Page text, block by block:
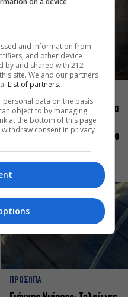
ΠΡΟΣΩΠΑ
Βαγγέλης Μπίκος: Έμαθα να
δίνω αξία στο ποιος είμαι
πάνω στη σκηνή και όχι στο
πως χορεύω
ΠΡΟΣΩΠΑ
and information from
and other device
by and shared with 212
site. We and our partners
List of partners.
personal data on the basis
object to by managing
at the bottom of this page
consent in privacy